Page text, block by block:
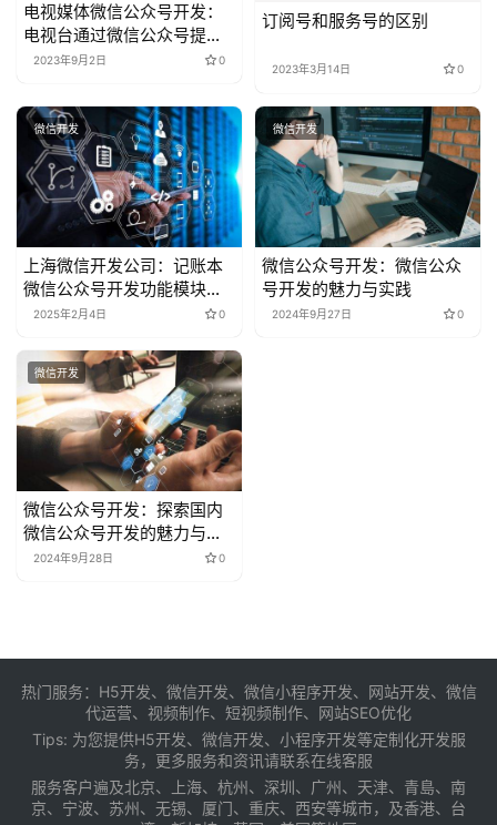
电视媒体微信公众号开发：
电视台通过微信公众号提供
节目预告、在线观看和投票
2023年9月2日 0
订阅号和服务号的区别
微信开发
上海微信开发公司：记账本
微信公众号开发功能模块解
析
微信开发
微信公众号开发：微信公众
号开发的魅力与实践
微信开发
微信公众号开发：探索国内
微信公众号开发的魅力与机
遇
热门服务：H5开发、微信开发、微信小程序开发、网站开发、微信
代运营、视频制作、短视频制作、网站SEO优化
Tips: 为您提供H5开发、 微信开发、 小程序开发等定制化开发服
务，更多服务和资讯请联系在线客服
服务客户遍及北京、 上海、 杭州、 深圳、 广州、 天津、 青島、 南
京、 宁波、 苏州、 无锡、 厦门、 重庆、 西安等城市，及香港、 台